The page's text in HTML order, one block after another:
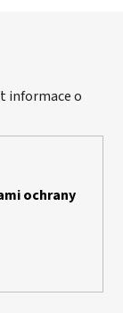
informace o
ochrany